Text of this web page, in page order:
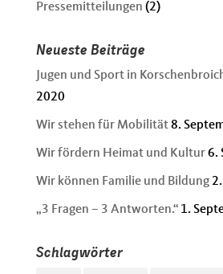
Pressemitteilungen (2)
Neueste Beiträge
Jugen und Sport in
2020
Wir stehen für Mobilität 8.
Wir fördern Heimat und Kultur 6.
Wir können Familie und Bildung
„3 Fragen – 3 Antworten.“ 1.
Schlagwörter